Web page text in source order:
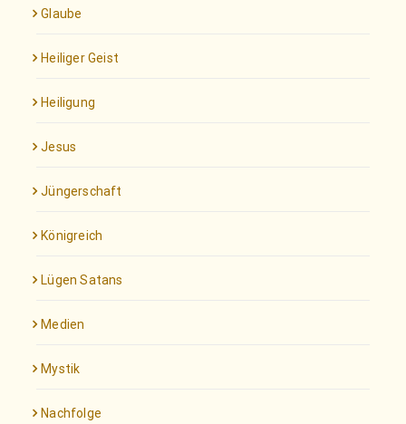
Glaube
Heiliger Geist
Heiligung
Jesus
Jüngerschaft
Königreich
Lügen Satans
Medien
Mystik
Nachfolge